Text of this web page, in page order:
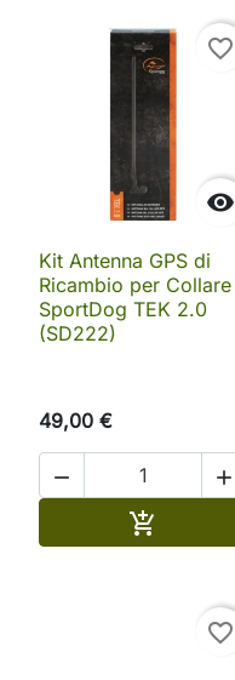

favorite_border
Kit Antenna GPS di
Ricambio per Collare
SportDog TEK 2.0
(SD222)
49,00 €
 

favorite_border